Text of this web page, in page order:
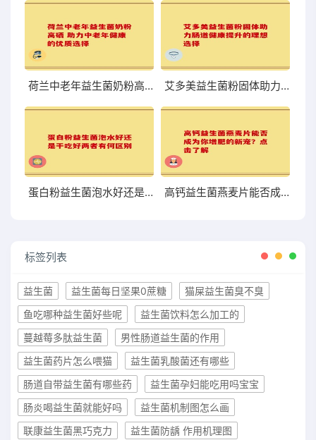
荷兰中老年益生菌奶粉高硒 助力中老年健康的优质选择 艾多美益生菌粉固体助力肠道健康提升的理想选择
蛋白粉益生菌泡水好还是干吃好两者有何区别 高钙益生菌燕麦片能否成为你增肥的新宠？点击了解
标签列表
益生菌 益生菌每日坚果0蔗糖
猫屎益生菌臭不臭
鱼吃哪种益生菌好些呢
益生菌饮料怎么加工的
蔓越莓多肽益生菌
男性肠道益生菌的作用
益生菌药片怎么喂猫
益生菌乳酸菌还有哪些
肠道自带益生菌有哪些药
益生菌孕妇能吃用吗宝宝
肠炎喝益生菌就能好吗
益生菌机制图怎么画
联康益生菌黑巧克力
益生菌防龋 作用机理图